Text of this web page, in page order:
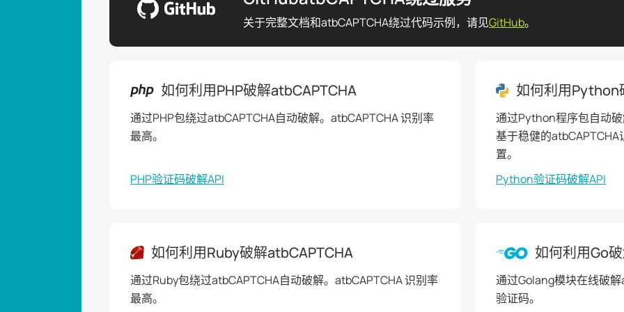
关于完整文档和atbCAPTCHA绕过代码示例，请见GitHub。
如何利用PHP破解atbCAPTCHA
通过PHP包绕过atbCAPTCHA自动破解。atbCAPTCHA 识别率
最高。
PHP验证码破解API
如何利用Python
通过Python程序包自动
基于稳健的
置。
Python验证码破解API
如何利用Ruby破解atbCAPTCHA
通过Ruby包绕过atbCAPTCHA自动破解。atbCAPTCHA 识别率
最高。
如何利用Go
通过Golang模块在线破
验证码。